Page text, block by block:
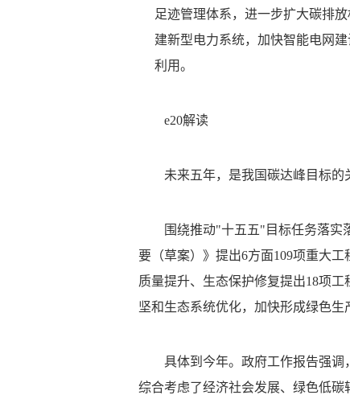
足迹管理体系，进一步扩大碳排
建新型电力系统，加快智能电网
利用。
e20解读
未来五年，是我国碳达峰目标的
围绕推动"十五五"目标任务落实
要（草案）》提出6方面109项重大
质量提升、生态保护修复提出18项
坚和生态系统优化，加快形成绿色生
具体到今年。政府工作报告强调
综合考虑了经济社会发展、绿色低